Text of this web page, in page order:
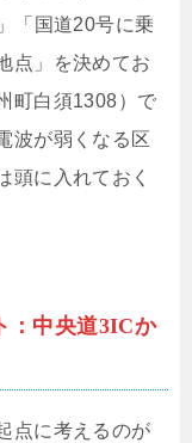
「国道20号に乗
点」を決めてお
町白須1308）で
波が弱くなる区
頭に入れておく
：中央道3ICか
点に考えるのが